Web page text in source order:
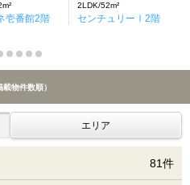
壱番館2階
2LDK/52m²
センチュリーⅠ2階
載物件数順）
エリア
81件